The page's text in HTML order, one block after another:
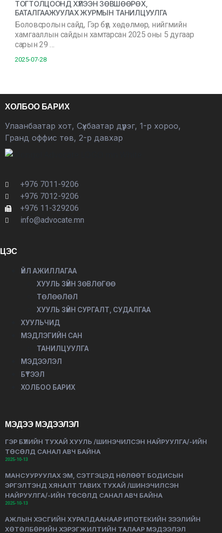
ТОГТОЛЦООНД ХҮЛЭЭН ЗӨВШӨӨРӨХ,
БАТАЛГААЖУУЛАХ ЖУРМЫН ТАНИЛЦУУЛГА
Боловсролын сайд, Гэр бүл, хөдөлмөр, нийгмийн
хамгааллын сайдын хамтарсан 2025 оны 5 дугаар
сарын 29 …
2025-07-28
ХОЛБОО БАРИХ
Улаанбаатар хот, Сүхбаатар дүүрэг, 1-р хороо,
Гранд оффис төв, 2-р давхар
+976 7011-9206
+976 7012-9206
+976 11-329206
info@advocate.mn
ЦЭС
ҮЙЛ АЖИЛЛАГАА
ХУУЛЬ ЗҮЙН ЗӨВЛӨГӨӨ
ТӨЛӨӨЛӨЛ
ХУУЛЬ ЗҮЙН СУРГАЛТ, СУДАЛГАА
ХУУЛЬЧИД
МЭДЛЭГИЙН САН
ТАНИЛЦУУЛГА
МЭДЭЭЛЭЛ
БҮТЭЭЛ
ХОЛБОО БАРИХ
МЭДЭЭ МЭДЭЭЛЭЛ
ГЭР БҮЛИЙН ТУХАЙ ХУУЛЬ /ШИНЭЧИЛСЭН НАЙРУУЛГА/-ИЙН
ТӨСӨЛД САНАЛ АВЧ БАЙНА
2025-10-13
МАНСУУРУУЛАХ ЭМ, СЭТГЭЦЭД НӨЛӨӨТ БОДИСЫН
ЭРГЭЛТЭНД ХЯНАЛТ ТАВИХ ТУХАЙ /ШИНЭЧИЛСЭН
НАЙРУУЛГА/-ИЙН ТӨСӨЛД САНАЛ АВЧ БАЙНА
2025-10-13
АЖЛЫН ХЭСГИЙН ХУРАЛДААНААР ИПОТЕКИЙН ЗЭЭЛИЙН
ХӨТӨЛБӨРИЙН ХЭРЭГЖИЛТИЙН ТАЛААР МЭДЭЭЛЭЛ